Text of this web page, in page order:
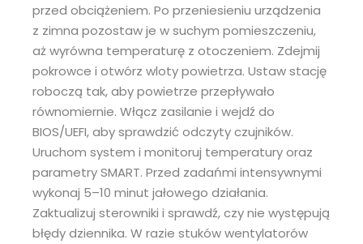
przed obciążeniem. Po przeniesieniu urządzenia
z zimna pozostaw je w suchym pomieszczeniu,
aż wyrówna temperaturę z otoczeniem. Zdejmij
pokrowce i otwórz wloty powietrza. Ustaw stację
roboczą tak, aby powietrze przepływało
równomiernie. Włącz zasilanie i wejdź do
BIOS/UEFI, aby sprawdzić odczyty czujników.
Uruchom system i monitoruj temperatury oraz
parametry SMART. Przed zadańmi intensywnymi
wykonaj 5–10 minut jałowego działania.
Zaktualizuj sterowniki i sprawdź, czy nie występują
błędy dziennika. W razie stuków wentylatorów